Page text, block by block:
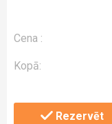
Cena :
Kopā:
Rezervēt